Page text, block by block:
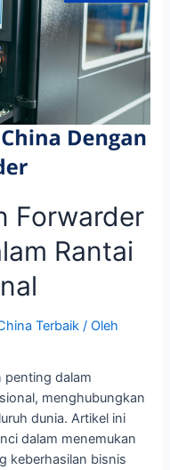
Forwarder
Rantai
Terbaik / Oleh
penting dalam
menghubungkan
dunia. Artikel ini
dalam menemukan
keberhasilan bisnis